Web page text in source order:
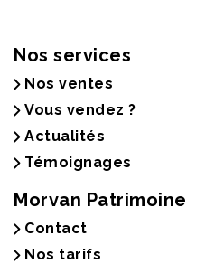
Nos services
Nos ventes
Vous vendez ?
Actualités
Témoignages
Morvan Patrimoine
Contact
Nos tarifs